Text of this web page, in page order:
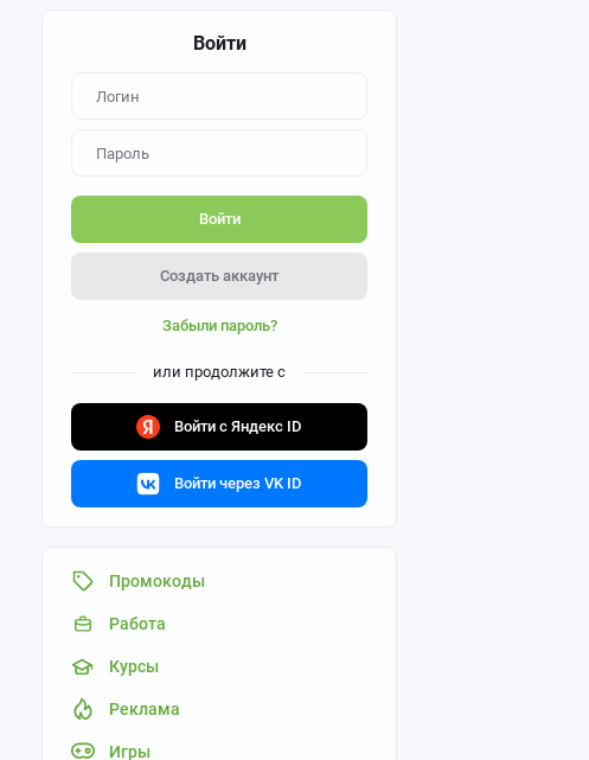
Войти
Войти
Создать аккаунт
Забыли пароль?
или продолжите с
Войти с Яндекс ID
Войти через VK ID
Промокоды
Работа
Курсы
Реклама
Игры